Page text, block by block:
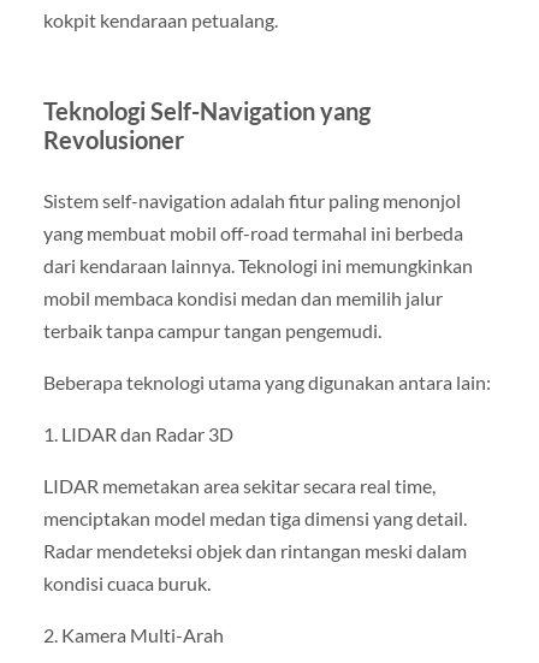
kokpit kendaraan petualang.
Teknologi Self-Navigation yang
Revolusioner
Sistem self-navigation adalah fitur paling menonjol
yang membuat mobil off-road termahal ini berbeda
dari kendaraan lainnya. Teknologi ini memungkinkan
mobil membaca kondisi medan dan memilih jalur
terbaik tanpa campur tangan pengemudi.
Beberapa teknologi utama yang digunakan antara lain:
1. LIDAR dan Radar 3D
LIDAR memetakan area sekitar secara real time,
menciptakan model medan tiga dimensi yang detail.
Radar mendeteksi objek dan rintangan meski dalam
kondisi cuaca buruk.
2. Kamera Multi-Arah